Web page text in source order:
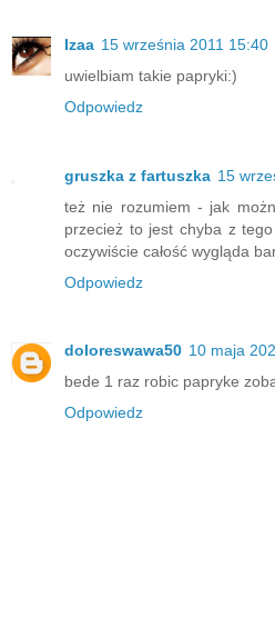
Izaa 15 września 2011 15:40
uwielbiam takie papryki:)
Odpowiedz
gruszka z fartuszka 15
też nie rozumiem - jak
przecież to jest chyba z
oczywiście całość wygląda
Odpowiedz
doloreswawa50 10 maja
bede 1 raz robic papryke
Odpowiedz